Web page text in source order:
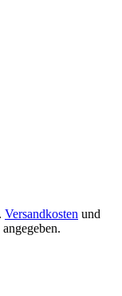
Versandkosten und